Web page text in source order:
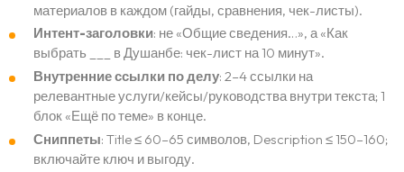
материалов в каждом (гайды, сравнения, чек-листы).
Интент-заголовки: не «Общие сведения…», а «Как
выбрать ___ в Душанбе: чек-лист на 10 минут».
Внутренние ссылки по делу: 2–4 ссылки на
релевантные услуги/кейсы/руководства внутри текста; 1
блок «Ещё по теме» в конце.
Сниппеты: Title ≤ 60–65 символов, Description ≤ 150–160;
включайте ключ и выгоду.